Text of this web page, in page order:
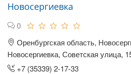
Новосергиевка
0
Оренбургская область,
Новосергиевка, Советская улица,
+7 (35339) 2-17-33